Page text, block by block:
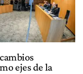
ejes de la